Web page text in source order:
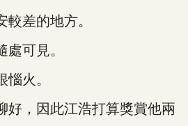
差的地方。
可見。
火。
，因此江浩打算獎賞他兩